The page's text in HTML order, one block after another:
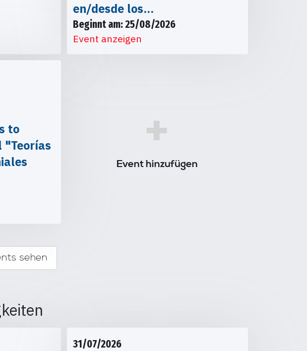
en/desde los…
Beginnt am: 25/08/2026
Event anzeigen
to
"Teorías
+
Event hinzufügen
sehen
31/07/2026